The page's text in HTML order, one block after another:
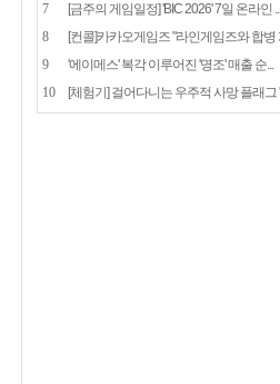
7
[금주의 게임일정] 'BIC 2026' 7일 온라인 ...
8
[컨콜]카카오게임즈 "라인게임즈와 합병
9
'에이메스' 복각 이루어진 '명조' 매출 순...
10
[체험기] 걸어다니는 우주적 사망 플래그